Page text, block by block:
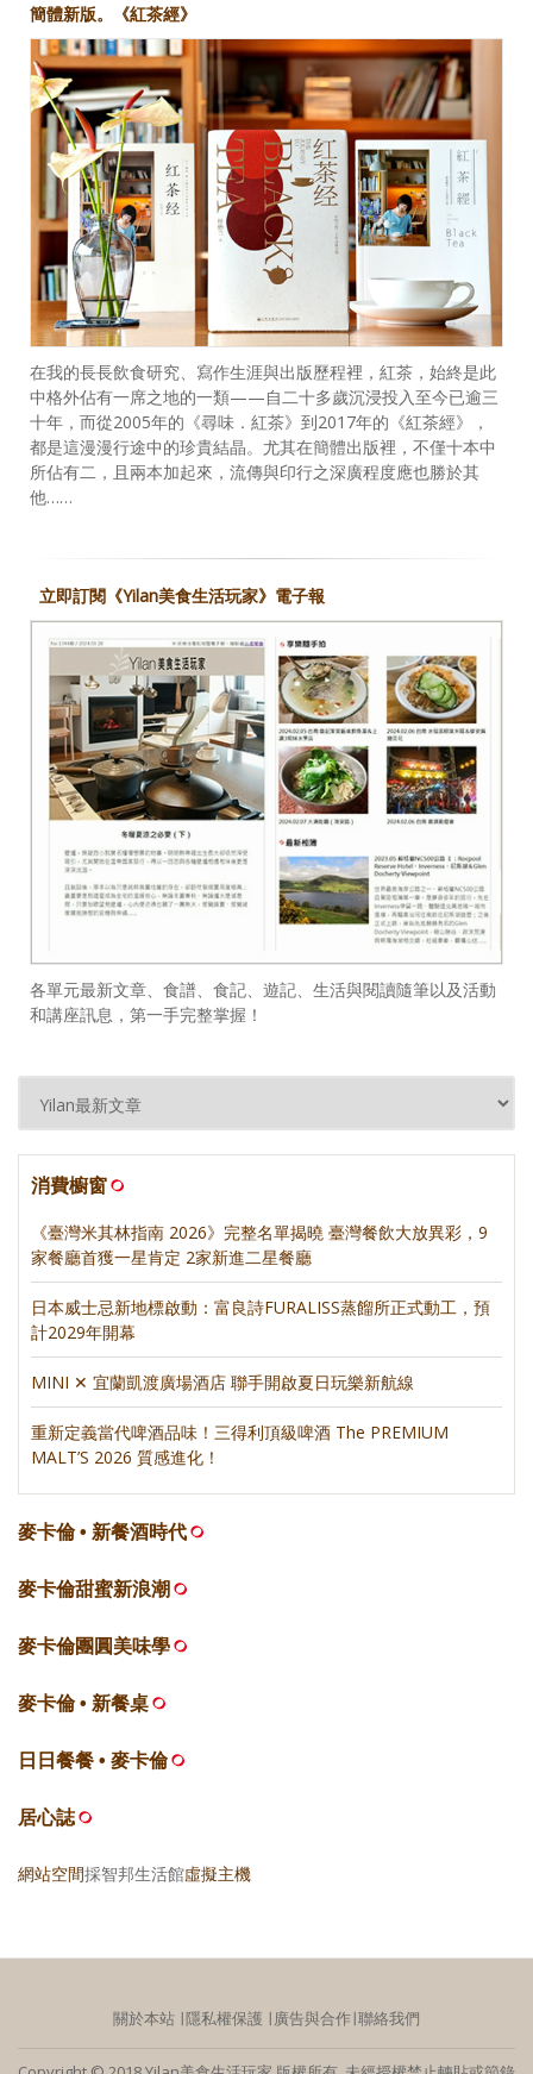
簡體新版。《紅茶經》
在我的長長飲食研究、寫作生涯與出版歷程裡，紅茶，始終是此
中格外佔有一席之地的一類——自二十多歲沉浸投入至今已逾三
十年，而從2005年的《尋味．紅茶》到2017年的《紅茶經》，
都是這漫漫行途中的珍貴結晶。尤其在簡體出版裡，不僅十本中
所佔有二，且兩本加起來，流傳與印行之深廣程度應也勝於其
他……
立即訂閱《Yilan美食生活玩家》電子報
各單元最新文章、食譜、食記、遊記、生活與閱讀隨筆以及活動
和講座訊息，第一手完整掌握！
消費櫥窗
《臺灣米其林指南 2026》完整名單揭曉 臺灣餐飲大放異彩，9
家餐廳首獲一星肯定 2家新進二星餐廳
日本威士忌新地標啟動：富良詩FURALISS蒸餾所正式動工，預
計2029年開幕
MINI ✕ 宜蘭凱渡廣場酒店 聯手開啟夏日玩樂新航線
重新定義當代啤酒品味！三得利頂級啤酒 The PREMIUM
MALT’S 2026 質感進化！
麥卡倫 • 新餐酒時代
麥卡倫甜蜜新浪潮
麥卡倫團圓美味學
麥卡倫 • 新餐桌
日日餐餐 • 麥卡倫
居心誌
網站空間採智邦生活館虛擬主機
關於本站 ∣隱私權保護 ∣廣告與合作∣聯絡我們